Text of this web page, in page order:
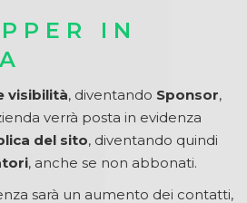
IN
visibilità, diventando Sponsor,
verrà posta in evidenza
del sito, diventando quindi
, anche se non abbonati.
sarà un aumento dei contatti,